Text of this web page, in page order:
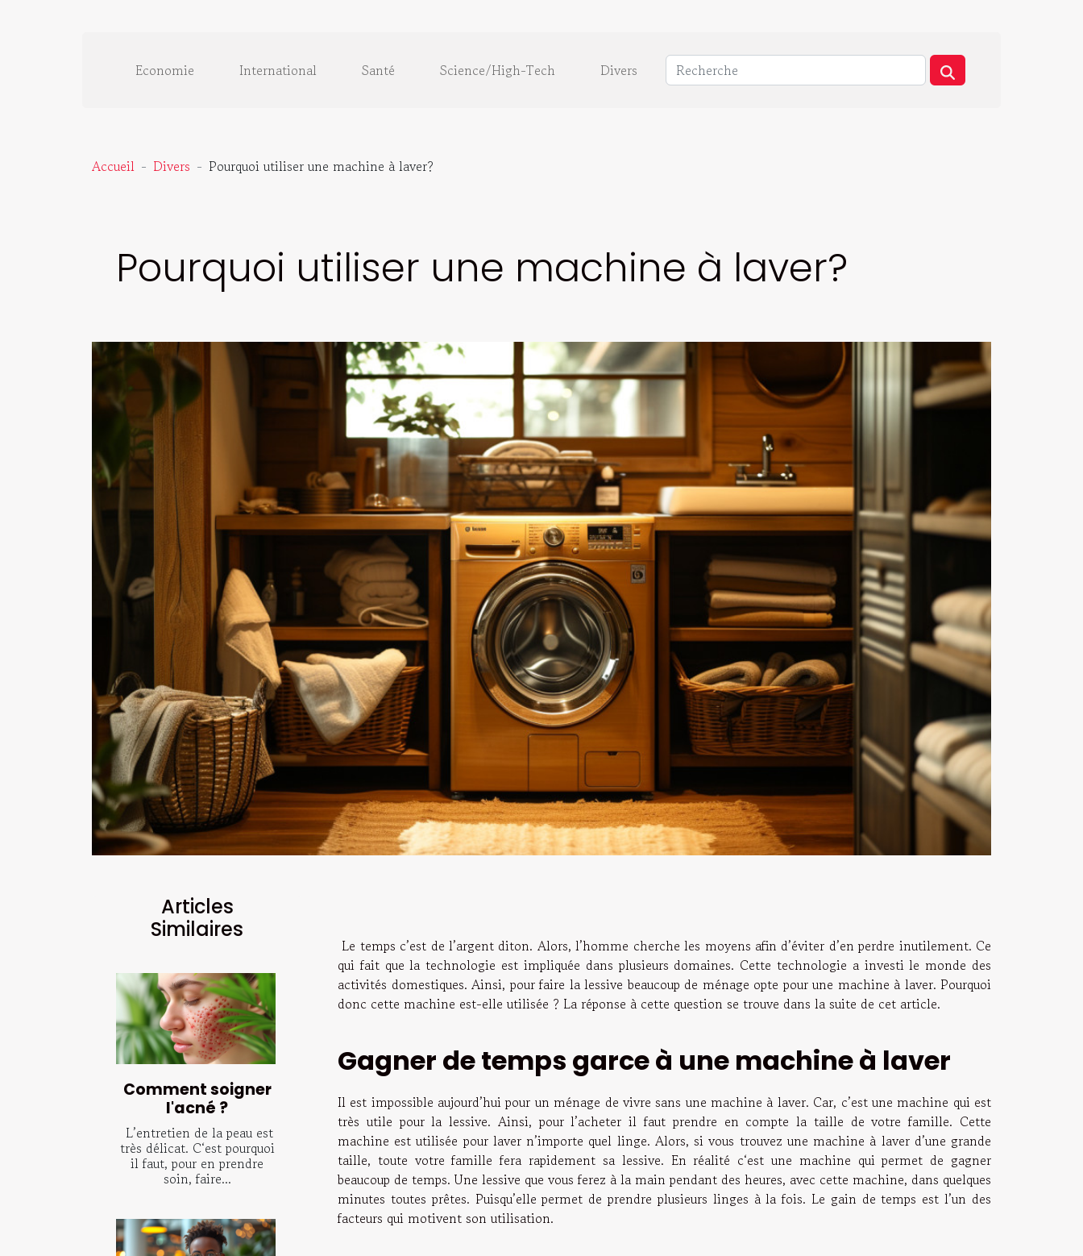
Economie International Santé Science/High-Tech Divers
Accueil Divers Pourquoi utiliser une machine à laver?
Pourquoi utiliser une machine à laver?
Articles
Similaires
Comment soigner
l'acné ?
L’entretien de la peau est
très délicat. C‘est pourquoi
il faut, pour en prendre
soin, faire...
Le temps c’est de l’argent diton. Alors, l’homme cherche les moyens afin d’éviter d’en perdre inutilement. Ce
qui fait que la technologie est impliquée dans plusieurs domaines. Cette technologie a investi le monde des
activités domestiques. Ainsi, pour faire la lessive beaucoup de ménage opte pour une machine à laver. Pourquoi
donc cette machine est-elle utilisée ? La réponse à cette question se trouve dans la suite de cet article.
Gagner de temps garce à une machine à laver
Il est impossible aujourd’hui pour un ménage de vivre sans une machine à laver. Car, c’est une machine qui est
très utile pour la lessive. Ainsi, pour l’acheter il faut prendre en compte la taille de votre famille. Cette
machine est utilisée pour laver n’importe quel linge. Alors, si vous trouvez une machine à laver d’une grande
taille, toute votre famille fera rapidement sa lessive. En réalité c‘est une machine qui permet de gagner
beaucoup de temps. Une lessive que vous ferez à la main pendant des heures, avec cette machine, dans quelques
minutes toutes prêtes. Puisqu’elle permet de prendre plusieurs linges à la fois. Le gain de temps est l’un des
facteurs qui motivent son utilisation.